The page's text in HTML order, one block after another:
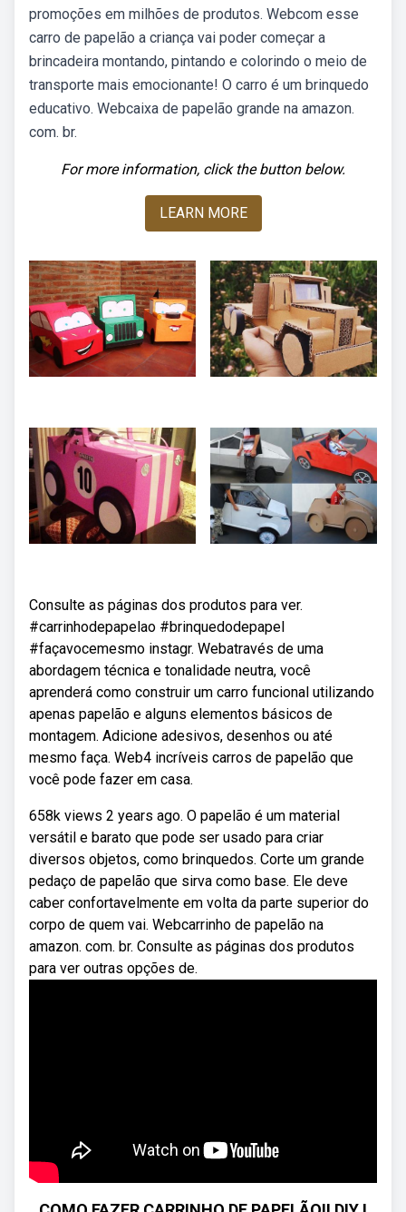
promoções em milhões de produtos. Webcom esse
carro de papelão a criança vai poder começar a
brincadeira montando, pintando e colorindo o meio de
transporte mais emocionante! O carro é um brinquedo
educativo. Webcaixa de papelão grande na amazon.
com. br.
For more information, click the button below.
LEARN MORE
Consulte as páginas dos produtos para ver.
#carrinhodepapelao #brinquedodepapel
#façavocemesmo instagr. Webatravés de uma
abordagem técnica e tonalidade neutra, você
aprenderá como construir um carro funcional utilizando
apenas papelão e alguns elementos básicos de
montagem. Adicione adesivos, desenhos ou até
mesmo faça. Web4 incríveis carros de papelão que
você pode fazer em casa.
658k views 2 years ago. O papelão⁤ é um material
versátil e barato que pode ser usado para criar
diversos objetos, como brinquedos. Corte um grande
pedaço de papelão que sirva como base. Ele deve
caber confortavelmente em volta da parte superior do
corpo de quem vai. Webcarrinho de papelão na
amazon. com. br. Consulte as páginas dos produtos
para ver outras opções de.